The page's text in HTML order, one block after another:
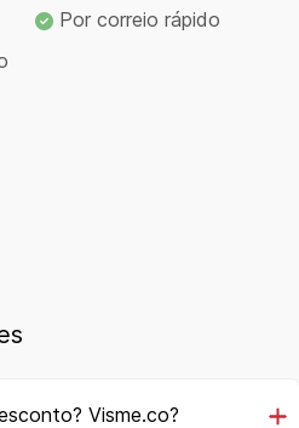
Por correio rápido
Visme.co?